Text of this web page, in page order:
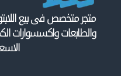
متجر متخصص فى بيع
والطابعات واكسسوارات